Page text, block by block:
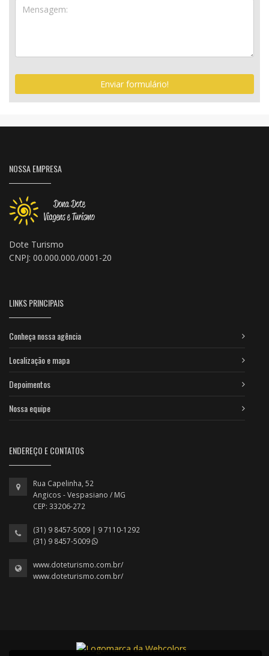
Enviar formulário!
NOSSA EMPRESA
Dote Turismo
CNPJ: 00.000.000./0001-20
LINKS PRINCIPAIS
Conheça nossa agência
Localização e mapa
Depoimentos
Nossa equipe
ENDEREÇO E CONTATOS
Rua Capelinha, 52
Angicos - Vespasiano / MG
CEP: 33206-272
(31) 9 8457-5009 | 9 7110-1292
(31) 9 8457-5009
www.doteturismo.com.br/
www.doteturismo.com.br/